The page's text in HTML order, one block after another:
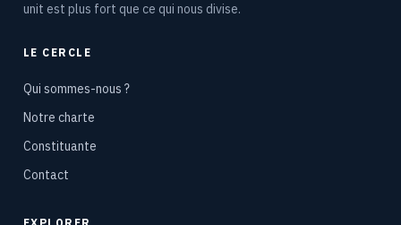
unit est plus fort que ce qui nous divise.
LE CERCLE
Qui sommes-nous ?
Notre charte
Constituante
Contact